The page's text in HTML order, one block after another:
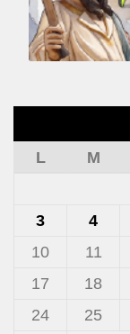
L
M
3
4
10
11
17
18
24
25